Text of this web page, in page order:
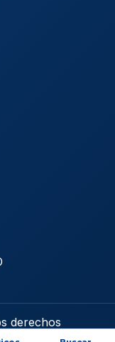
derechos